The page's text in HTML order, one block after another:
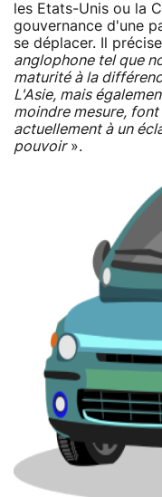
les Etats-Unis ou la
gouvernance d'une
se déplacer. Il
anglophone tel que
maturité à la
L'Asie, mais
moindre mesure,
actuellement à un
pouvoir».